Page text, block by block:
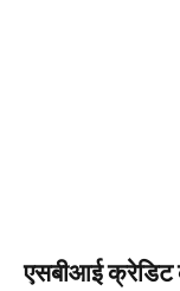
एसबीआई क्रेडिट